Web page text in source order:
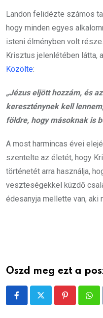
Landon felidézte számos
hogy minden egyes
isteni élményben volt
Krisztus jelenlétében látta,
Közölte:
„Jézus eljött hozzám, és
kereszténynek kell
földre, hogy másoknak is
A most harmincas évei
szentelte az életét, hogy
történetét arra használja,
veszteségekkel küzdő
édesanyja mellette van, aki
Oszd meg ezt a
Pinterest